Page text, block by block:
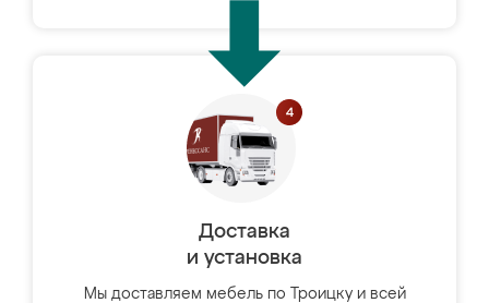
Доставка
и установка
Мы доставляем мебель по Троицку и всей